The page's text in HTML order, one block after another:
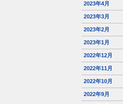
2023年4月
2023年3月
2023年2月
2023年1月
2022年12月
2022年11月
2022年10月
2022年9月